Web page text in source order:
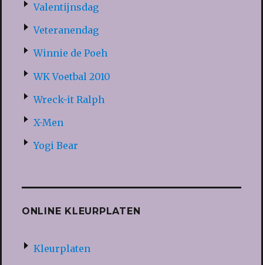
Valentijnsdag
Veteranendag
Winnie de Poeh
WK Voetbal 2010
Wreck-it Ralph
X-Men
Yogi Bear
ONLINE KLEURPLATEN
Kleurplaten